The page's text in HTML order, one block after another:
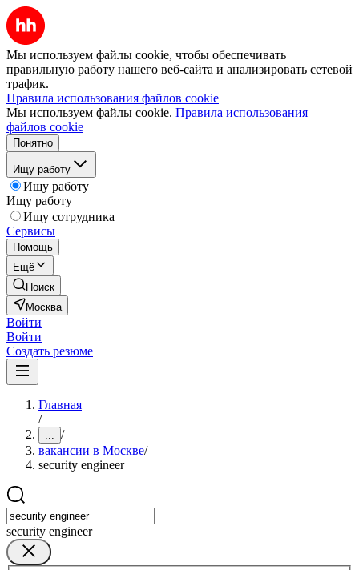
Мы используем файлы cookie, чтобы обеспечивать
правильную работу нашего веб-сайта и анализировать сетевой
трафик.
Правила использования файлов cookie
Мы используем файлы cookie. Правила использования
файлов cookie
Понятно
Ищу работу
Ищу работу
Ищу работу
Ищу сотрудника
Сервисы
Помощь
Ещё
Поиск
Москва
Войти
Войти
Создать резюме
Главная
/
... /
вакансии в Москве/
security engineer
security engineer